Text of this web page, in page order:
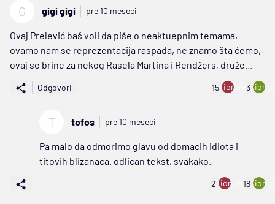
G gigi gigi pre 10 meseci
Ovaj Prelević baš voli da piše o neaktuepnim temama,
ovamo nam se reprezentacija raspada, ne znamo šta ćemo,
ovaj se brine za nekog Rasela Martina i Rendžers, druže...
Odgovori 15 ion:minus
3
T tofos pre 10 meseci
Pa malo da odmorimo glavu od domacih idiota i
titovih blizanaca. odlican tekst, svakako.
2 ion:minus
18